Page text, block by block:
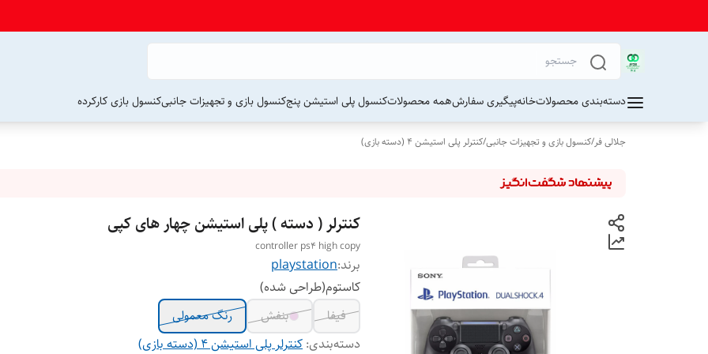
دسته‌بندی محصولاتخانهپیگیری سفارشهمه محصولاتکنسول پلی استیشن پنجکنسول بازی و تجهیزات جانبیکنسول بازی کارکرده
جلالی فر/کنسول بازی و تجهیزات جانبی/کنترلر پلی استیشن 4 (دسته بازی)
کنترلر ( دسته ) پلی استیشن چهار های کپی
controller ps4 high copy
برند:playstation
کاستوم(طراحی شده)
فیفا
بنفش
رنگ معمولی
دسته‌بندی: کنترلر پلی استیشن 4 (دسته بازی)